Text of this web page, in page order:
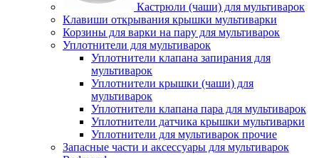
Кастрюли (чаши) для мультиварок
Клавиши открывания крышки мультиварки
Корзины для варки на пару для мультиварок
Уплотнители для мультиварок
Уплотнители клапана запирания для
мультиварок
Уплотнители крышки (чаши) для
мультиварок
Уплотнители клапана пара для мультиварок
Уплотнители датчика крышки мультиварки
Уплотнители для мультиварок прочие
Запасные части и аксессуары для мультиварок